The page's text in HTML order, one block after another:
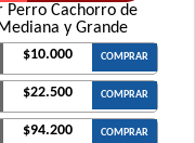
Perro Cachorro de
y Grande
$10.000 COMPRAR
$22.500 COMPRAR
$94.200 COMPRAR